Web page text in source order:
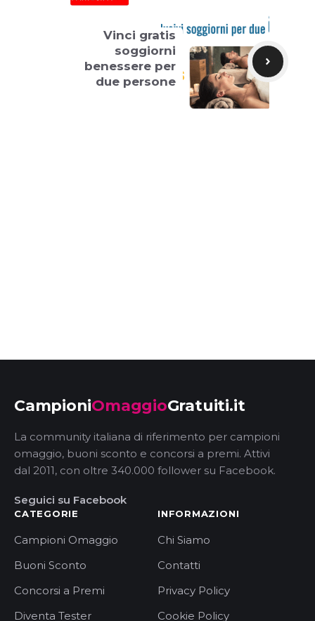
Vinci gratis
soggiorni
benessere per
due persone
CampioniOmaggioGratuiti.it
La community italiana di riferimento per campioni
omaggio, buoni sconto e concorsi a premi. Attivi
dal 2011, con oltre 340.000 follower su Facebook.
Seguici su Facebook
CATEGORIE
Campioni Omaggio
Buoni Sconto
Concorsi a Premi
Diventa Tester
INFORMAZIONI
Chi Siamo
Contatti
Privacy Policy
Cookie Policy